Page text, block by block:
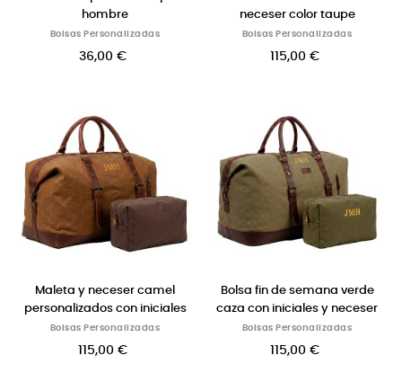
hombre
Bolsas Personalizadas
36,00 €
neceser color taupe
Bolsas Personalizadas
115,00 €
Maleta y neceser camel
personalizados con iniciales
Bolsas Personalizadas
115,00 €
Bolsa fin de semana verde
caza con iniciales y neceser
Bolsas Personalizadas
115,00 €